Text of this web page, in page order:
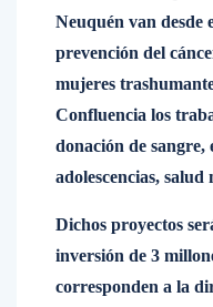
Neuquén van desde
prevención del
mujeres
Confluencia los
donación de
adolescencias, salud
Dichos proyectos
inversión de 3
corresponden a la